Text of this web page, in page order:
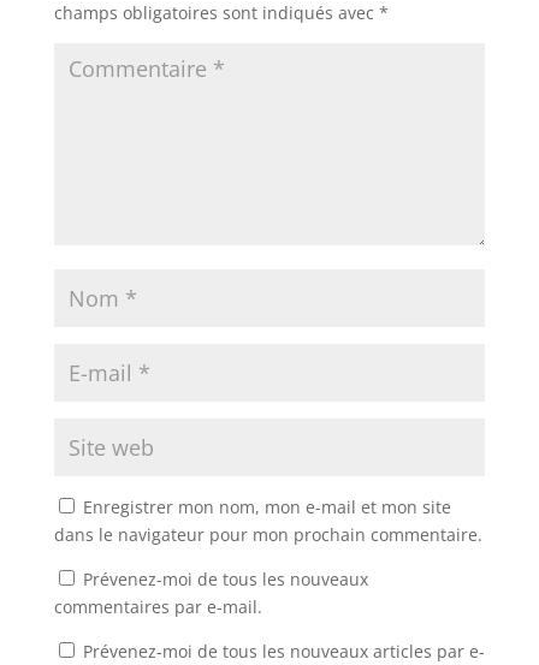
champs obligatoires sont indiqués avec *
Enregistrer mon nom, mon e-mail et mon site
dans le navigateur pour mon prochain commentaire.
Prévenez-moi de tous les nouveaux
commentaires par e-mail.
Prévenez-moi de tous les nouveaux articles par e-